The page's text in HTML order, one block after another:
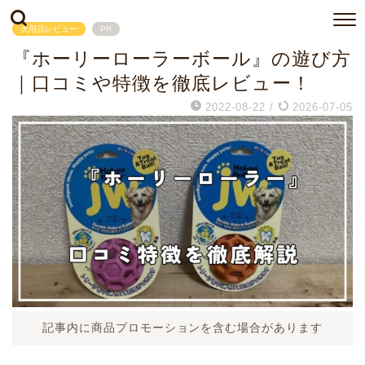
犬用品レビュー PR
『ホーリーローラーボール』の遊び方
｜口コミや特徴を徹底レビュー！
2022-08-22 / 2026-07-05
記事内に商品プロモーションを含む場合があります